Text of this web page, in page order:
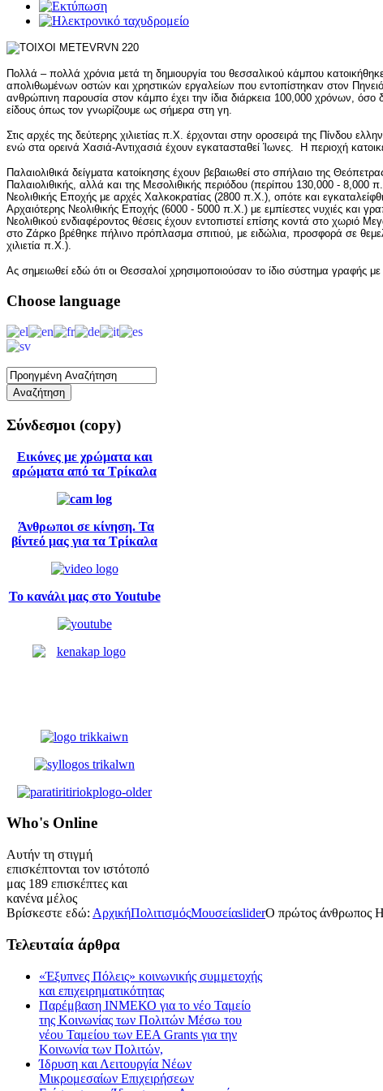
Πολλά – πολλά χρόνια μετά τη δημιουργία του θεσσαλικού κάμπου
απολιθωμένων οστών και χρηστικών εργαλείων που εντοπίστηκαν στον
ανθρώπινη παρουσία στον κάμπο έχει την ίδια διάρκεια 100,000 χρόνων, όσο
είδους όπως τον γνωρίζουμε ως σήμερα στη γη.
Στις αρχές της δεύτερης χιλιετίας π.Χ. έρχονται στην οροσειρά της Πίνδου
ενώ στα ορεινά Χασιά-Αντιχασιά έχουν εγκατασταθεί Ίωνες. Η περιοχή
Παλαιολιθικά δείγματα κατοίκησης έχουν βεβαιωθεί στο σπήλαιο της
Παλαιολιθικής, αλλά και της Μεσολιθικής περιόδου (περίπου 130,000 - 8,000
Νεολιθικής Εποχής με αρχές Χαλκοκρατίας (2800 π.Χ.), οπότε και
Αρχαιότερης Νεολιθικής Εποχής (6000 - 5000 π.Χ.) με εμπίεστες νυχιές και
Νεολιθικού ενδιαφέροντος θέσεις έχουν εντοπιστεί επίσης κοντά στο
στο Ζάρκο βρέθηκε πήλινο πρόπλασμα σπιτιού, με ειδώλια, προσφορά σε
χιλιετία π.Χ.).
Ας σημειωθεί εδώ ότι οι Θεσσαλοί χρησιμοποιούσαν το ίδιο σύστημα γραφής
Choose language
Σύνδεσμοι (copy)
Εικόνες με χρώματα και
αρώματα από τα Τρίκαλα
Άνθρωποι σε κίνηση. Τα
βίντεό μας για τα Τρίκαλα
Το κανάλι μας στο Youtube
Who's Online
Αυτήν τη στιγμή
επισκέπτονται τον ιστότοπό
μας 189 επισκέπτες και
κανένα μέλος
Βρίσκεστε εδώ: ΑρχικήΠολιτισμόςΜουσείαsliderΟ πρώτος άνθρωπος
Τελευταία άρθρα
«Έξυπνες Πόλεις» κοινωνικής συμμετοχής
και επιχειρηματικότητας
Παρέμβαση ΙΝΜΕΚΟ για το νέο Ταμείο
της Κοινωνίας των Πολιτών Μέσω του
νέου Ταμείου των ΕΕΑ Grants για την
Κοινωνία των Πολιτών,
Ίδρυση και Λειτουργία Νέων
Μικρομεσαίων Επιχειρήσεων